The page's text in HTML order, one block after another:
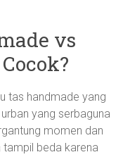
vs
tas handmade yang
yang serbaguna
momen dan
tampil beda karena